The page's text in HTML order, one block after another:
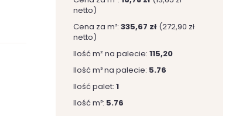
netto)
Cena za m³: 335,67 zł (272,90 zł
netto)
Ilość m² na palecie: 115,20
Ilość m³ na palecie: 5.76
Ilość palet: 1
Ilość m³: 5.76